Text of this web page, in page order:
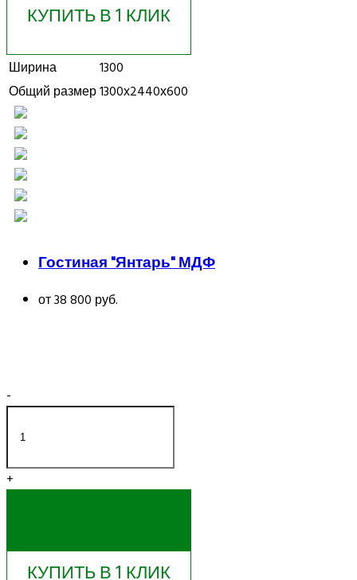
КУПИТЬ В 1 КЛИК
Ширина
1300
Общий размер1300х2440х600
Гостиная "Янтарь" МДФ
от 38 800 руб.
-
+
КУПИТЬ В 1 КЛИК